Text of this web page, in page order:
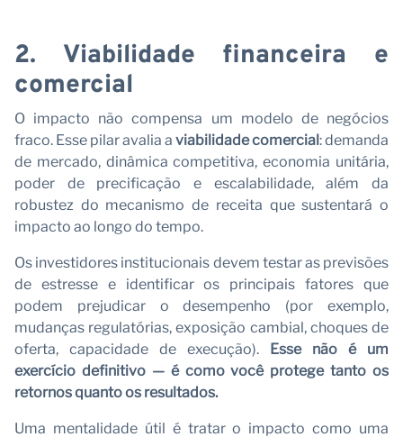
2. Viabilidade financeira e
comercial
O impacto não compensa um modelo de negócios
fraco. Esse pilar avalia a viabilidade comercial: demanda
de mercado, dinâmica competitiva, economia unitária,
poder de precificação e escalabilidade, além da
robustez do mecanismo de receita que sustentará o
impacto ao longo do tempo.
Os investidores institucionais devem testar as previsões
de estresse e identificar os principais fatores que
podem prejudicar o desempenho (por exemplo,
mudanças regulatórias, exposição cambial, choques de
oferta, capacidade de execução). Esse não é um
exercício definitivo — é como você protege tanto os
retornos quanto os resultados.
Uma mentalidade útil é tratar o impacto como uma